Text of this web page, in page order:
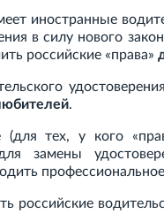
иностранные
в силу нового
российские «права»
.
(для тех, у кого
замены
российские